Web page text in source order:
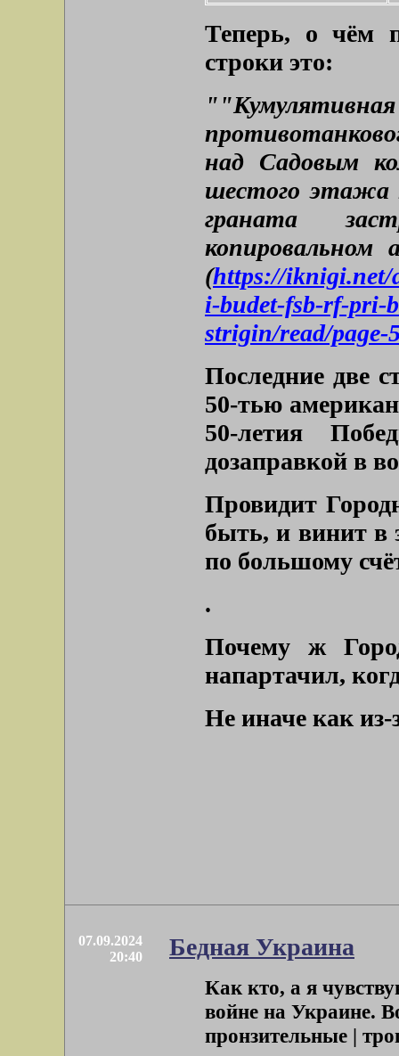
Теперь, о чём
строки это:
над Садовым
шестого этажа
граната
копировальном
(https://iknigi.net/
i-budet-fsb-rf-pri-
strigin/read/page-
Последние две
50-тью
50-летия
дозаправкой в
Провидит
быть, и винит в
по большому
.
Почему ж
напартачил,
Не иначе как из-
07.09.2024
20:40
Бедная Украина
Как кто, а я
войне на Украине.
пронзительные |